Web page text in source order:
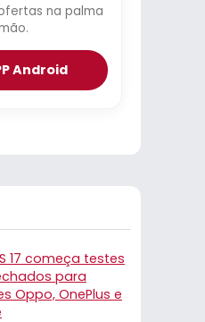
na palma
Android
17 começa testes
para
Oppo, OnePlus e